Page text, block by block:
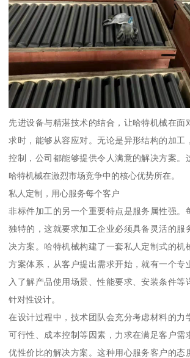
先进设备与精湛技术的结合，让哈特机械在面
求时，能够从容应对。无论是异形结构的加工
控制，公司都能够提供令人满意的解决方案。
哈特机械在激烈市场竞争中的核心优势所在。
私人定制，用心服务每个客户
非标件加工的另一个重要特点是服务属性强。
独特的，这就要求加工企业必须具备灵活的服
决方案。哈特机械构建了一套私人定制式的机
方案体系，从客户提出需求开始，就有一个专
入了解产品使用场景、性能要求、安装条件等
针对性设计。
在设计过程中，技术团队会充分考虑材料的力
可行性、成本控制等因素，力求在满足客户需
优性价比的解决方案。这种用心服务客户的态